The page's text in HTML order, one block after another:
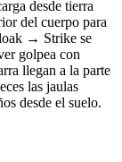
desde tierra
del cuerpo para
→ Strike se
golpea con
llegan a la parte
las jaulas
desde el suelo.